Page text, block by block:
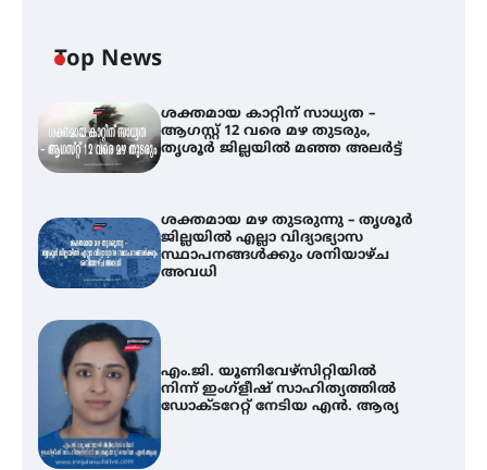
Top News
ശക്തമായ കാറ്റിന് സാധ്യത –
ആഗസ്റ്റ് 12 വരെ മഴ തുടരും,
തൃശൂർ ജില്ലയിൽ മഞ്ഞ അലർട്ട്
ശക്തമായ മഴ തുടരുന്നു – തൃശൂർ
ജില്ലയിൽ എല്ലാ വിദ്യാഭ്യാസ
സ്ഥാപനങ്ങൾക്കും ശനിയാഴ്ച
അവധി
എം.ജി. യൂണിവേഴ്‌സിറ്റിയിൽ
നിന്ന് ഇംഗ്ളീഷ് സാഹിത്യത്തിൽ
ഡോക്ടറേറ്റ് നേടിയ എൻ. ആര്യ